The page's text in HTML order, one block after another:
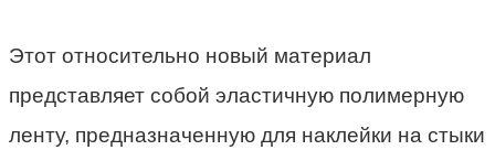
Этот относительно новый материал
представляет собой эластичную полимерную
ленту, предназначенную для наклейки на стыки